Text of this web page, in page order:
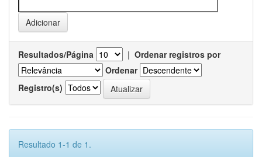
Resultados/Página | Ordenar registros por
Ordenar
Registro(s)
Resultado 1-1 de 1.